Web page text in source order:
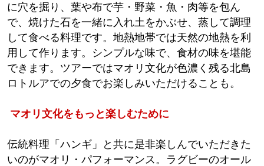
に穴を掘り、葉や布で芋・野菜・魚・肉等を包ん
で、焼けた石を一緒に入れ土をかぶせ、蒸して調理
して食べる料理です。地熱地帯では天然の地熱を利
用して作ります。シンプルな味で、食材の味を堪能
できます。ツアーではマオリ文化が色濃く残る北島
ロトルアでの夕食でお楽しみいただけることも。
マオリ文化をもっと楽しむために
伝統料理「ハンギ」と共に是非楽しんでいただきた
いのがマオリ・パフォーマンス。ラグビーのオール